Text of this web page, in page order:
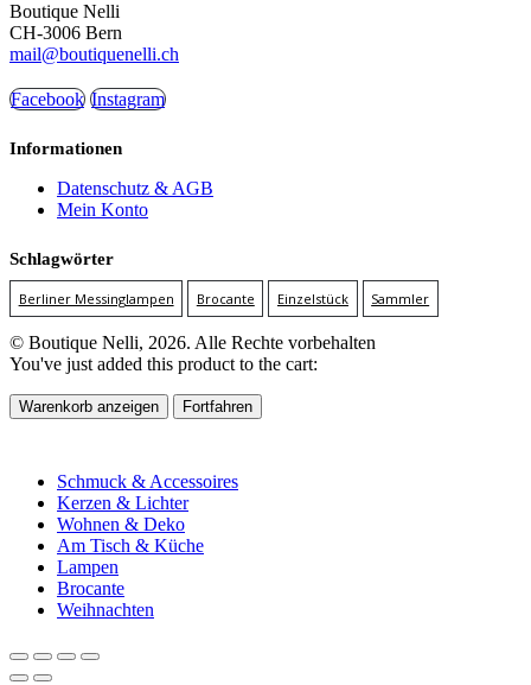
Boutique Nelli
CH-3006 Bern
mail@boutiquenelli.ch
Facebook Instagram
Informationen
Datenschutz & AGB
Mein Konto
Schlagwörter
Berliner Messinglampen Brocante Einzelstück Sammler
© Boutique Nelli, 2026. Alle Rechte vorbehalten
You've just added this product to the cart:
Warenkorb anzeigen Fortfahren
Schmuck & Accessoires
Kerzen & Lichter
Wohnen & Deko
Am Tisch & Küche
Lampen
Brocante
Weihnachten